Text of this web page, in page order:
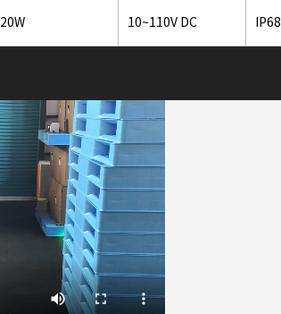
20W 10~110V DC IP68